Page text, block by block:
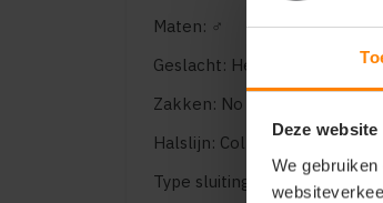
Deze
We
Maten: ♂
Geslacht: Heren
Zakken: No pockets
Halslijn: Collar
Type sluiting: Buttons